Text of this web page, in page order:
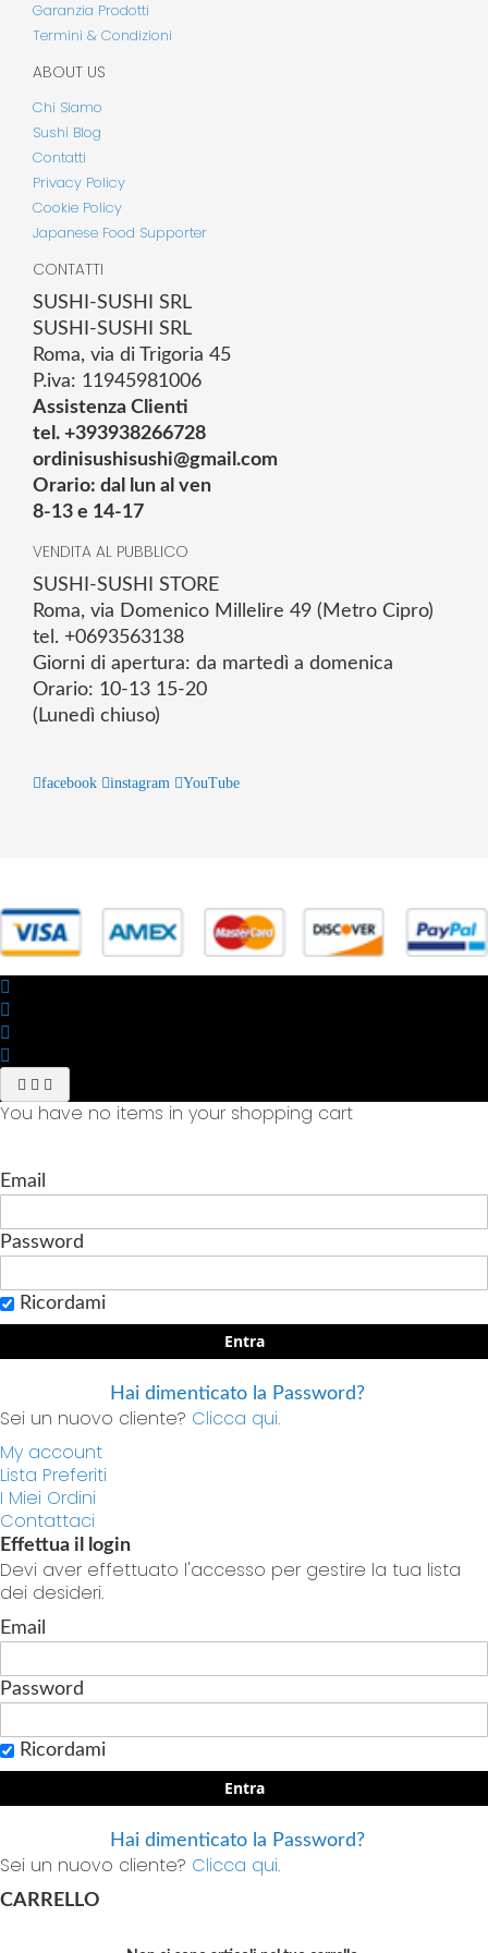
Garanzia Prodotti
Termini & Condizioni
ABOUT US
Chi Siamo
Sushi Blog
Contatti
Privacy Policy
Cookie Policy
Japanese Food Supporter
CONTATTI
SUSHI-SUSHI SRL
SUSHI-SUSHI SRL
Roma, via di Trigoria 45
P.iva: 11945981006
Assistenza Clienti
tel. +393938266728
ordinisushisushi@gmail.com
Orario: dal lun al ven
8-13 e 14-17
VENDITA AL PUBBLICO
SUSHI-SUSHI STORE
Roma, via Domenico Millelire 49 (Metro Cipro)
tel. +0693563138
Giorni di apertura: da martedì a domenica
Orario: 10-13 15-20
(Lunedì chiuso)
facebook instagram YouTube
You have no items in your shopping cart
Email
Password
Ricordami
Entra
Hai dimenticato la Password?
Sei un nuovo cliente? Clicca qui.
My account
Lista Preferiti
I Miei Ordini
Contattaci
Effettua il login
Devi aver effettuato l'accesso per gestire la tua lista
dei desideri.
Email
Password
Ricordami
Entra
Hai dimenticato la Password?
Sei un nuovo cliente? Clicca qui.
CARRELLO